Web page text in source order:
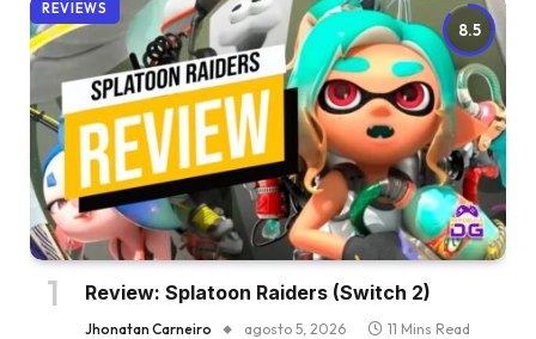
8.5
REVIEWS
Review: Splatoon Raiders (Switch 2)
Jhonatan Carneiro agosto 5, 2026 11 Mins Read